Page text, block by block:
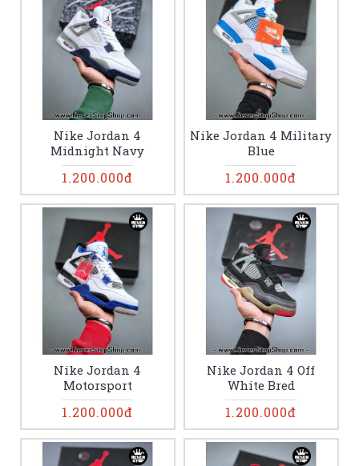
Nike Jordan 4
Midnight Navy
1.200.000đ
Nike Jordan 4 Military
Blue
1.200.000đ
Nike Jordan 4
Motorsport
1.200.000đ
Nike Jordan 4 Off
White Bred
1.200.000đ